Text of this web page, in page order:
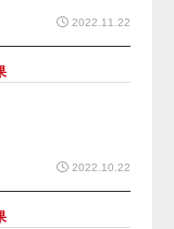
2022.11.22
2022.10.22